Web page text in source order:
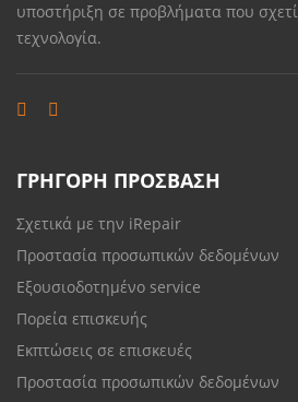
υποστήριξη σε προβλήματα που
τεχνολογία.
ΓΡΗΓΟΡΗ ΠΡΟΣΒΑΣΗ
Σχετικά με την iRepair
Προστασία προσωπικών δεδομένων
Εξουσιοδοτημένο service
Πορεία επισκευής
Εκπτώσεις σε επισκευές
Προστασία προσωπικών δεδομένων